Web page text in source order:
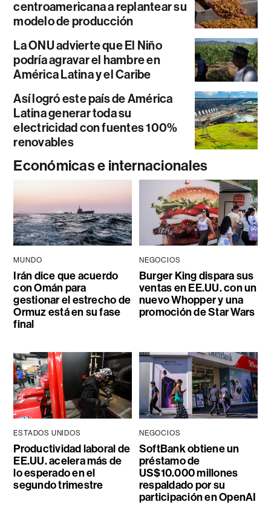
centroamericana a replantear su
modelo de producción
La ONU advierte que El Niño
podría agravar el hambre en
América Latina y el Caribe
Así logró este país de América
Latina generar toda su
electricidad con fuentes 100%
renovables
Económicas e internacionales
MUNDO
Irán dice que acuerdo
con Omán para
gestionar el estrecho de
Ormuz está en su fase
final
NEGOCIOS
Burger King dispara sus
ventas en EE.UU. con un
nuevo Whopper y una
promoción de Star Wars
ESTADOS UNIDOS
Productividad laboral de
EE.UU. acelera más de
lo esperado en el
segundo trimestre
NEGOCIOS
SoftBank obtiene un
préstamo de
US$10.000 millones
respaldado por su
participación en OpenAI